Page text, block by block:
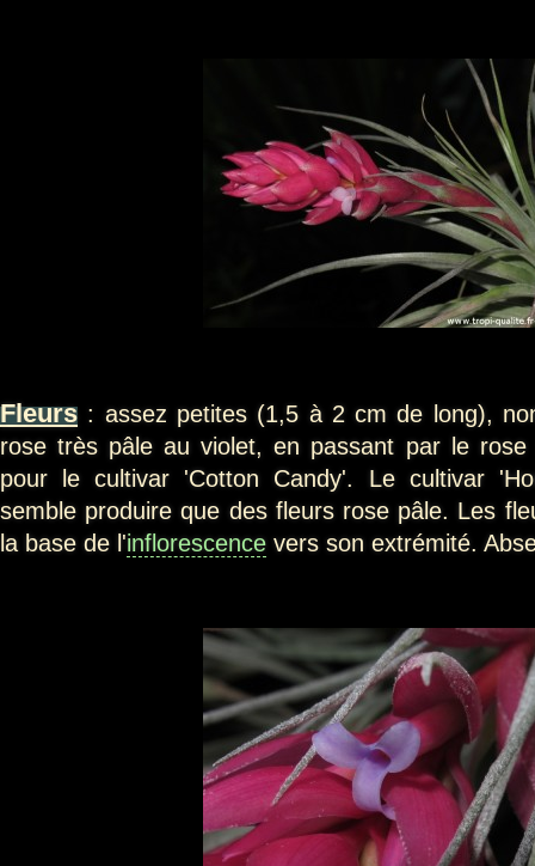
Fleurs : assez petites (1,5 à 2 cm de long),
rose très pâle au violet, en passant par le
pour le cultivar 'Cotton Candy'. Le cultivar
semble produire que des fleurs rose pâle. Les
la base de l'inflorescence vers son extrémité.